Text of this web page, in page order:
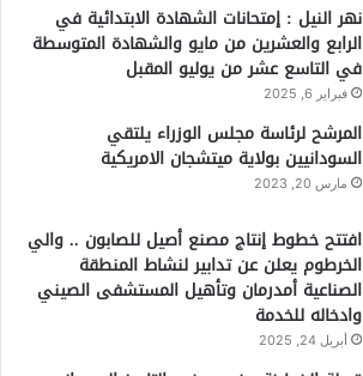
نهر النيل : إمتحانات الشهادة الابتدائية في
الرابع والعشرين من مايو والشهادة المتوسطة
في التاسع عشر من يوليو المقبل
فبراير 6, 2025
المرشح لرئاسة مجلس الوزراء يلتقي
السودانيين بولاية ميتشجان الامريكية
مارس 20, 2023
افتتح خطوط إنتاج مصنع أصيل للصابون .. والي
الخرطوم يعلن عن تدابير لنشاط المنطقة
الصناعية أمدرمان وتأهيل المستشفى الصيني
وادخاله للخدمة
أبريل 24, 2025